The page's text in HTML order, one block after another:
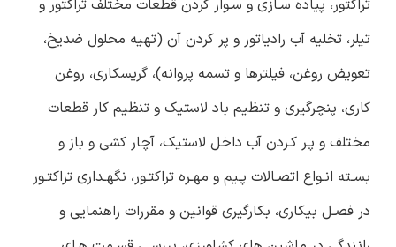
تراکتور، پیاده سـازی و سـوار کردن قطعات مختلف تراکتور و
تیلر، تخلیه آب رادیاتور و پر کردن آن (تهیه محلول ضدیخ،
تعویض روغن، فیلترها و تسمه پروانه)، گریسکاری، روغن
کاری، پنچرگیری و تنظیم باد لاستیک و تنظیم کار قطعات
مختلف و پـر کـردن آب داخل لاستیک، آچار کشی و باز و
بسـته انـواع اتصـالات پـیم و مهـره تراکتـور، نگهـداری تراکتـور
در فصـل بیکاری، بکارگیری قوانین و مقررات راهنمایی و